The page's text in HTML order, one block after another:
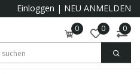
Einloggen | NEU ANMELDEN
0 0 0